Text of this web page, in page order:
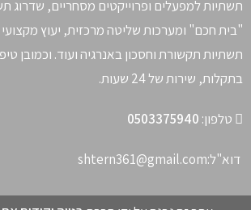
תשתיות למפעלים ופרוייקטים מסחריים, שדרוג
"בית חכם" ומערכות שליטה מרכזית, יעוץ
תשתיות תקשורת וחסכון באנרגיה ועוד. וכמובן
בתקלות, שירות של 24 שעות.
טלפון: 0503375940
דוא"ל:shtern361@gmail.com